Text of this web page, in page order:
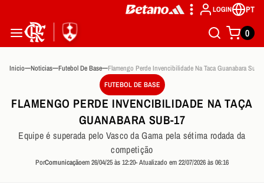
LOGIN PT
0
Inicio Noticias Futebol De Base
Flamengo Perde Invencibilidade Na Taca Guanabara Sub
FUTEBOL DE BASE
FLAMENGO PERDE INVENCIBILIDADE NA TAÇA
GUANABARA SUB-17
Equipe é superada pelo Vasco da Gama pela sétima rodada da
competição
PorComunicaçãoem 26/04/25 às 12:20- Atualizado em 22/07/2026 às 06:16